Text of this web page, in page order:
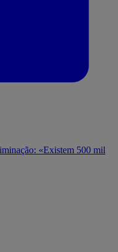
«Existem 500 mil